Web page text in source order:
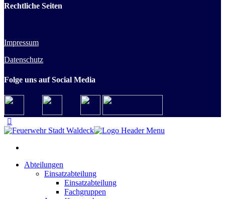
Rechtliche Seiten
Impressum
Datenschutz
Folge uns auf Social Media
Abteilungen
Einsatzabteilung
Einsatzabteilung
Fachgruppen